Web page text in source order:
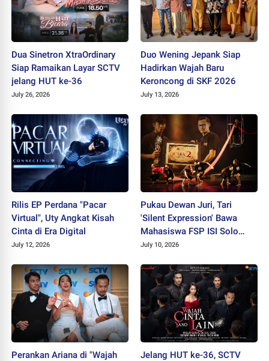
Dua Sinetron XtraOrdinary
Siap Ramaikan Layar SCTV
jelang HUT ke-36
July 26, 2026
Duo Wening Jepank Siap
Hadirkan Wajah Baru
Keroncong di SKF 2026
July 13, 2026
Rilis EP Perdana "Pacar
Virtual", Uty Angkat Kisah
Cinta di Era Digital
July 12, 2026
Pukau Dewan Juri, Tari
'Silent Expression' Bawa
Mahasiswa FSP ISI Solo
Sabet Juara II PEKSIMIDA
July 10, 2026
Perankan Ariana di "Wajah
Jelang HUT ke-36, SCTV